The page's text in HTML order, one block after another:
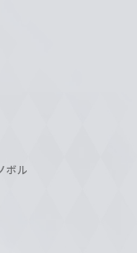
ボル